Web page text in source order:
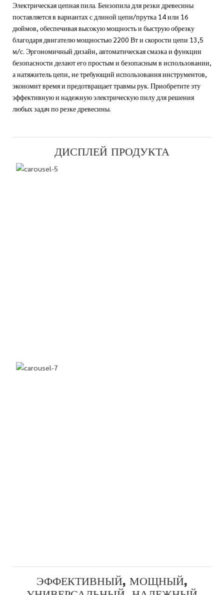
Электрическая цепная пила. Бензопила для резки древесины
поставляется в вариантах с длиной цепи/прутка 14 или 16
дюймов, обеспечивая высокую мощность и быструю обрезку
благодаря двигателю мощностью 2200 Вт и скорости цепи 13,5
м/с. Эргономичный дизайн, автоматическая смазка и функции
безопасности делают его простым и безопасным в использовании,
а натяжитель цепи, не требующий использования инструментов,
экономит время и предотвращает травмы рук. Приобретите эту
эффективную и надежную электрическую пилу для решения
любых задач по резке древесины.
ДИСПЛЕЙ ПРОДУКТА
ЭФФЕКТИВНЫЙ, МОЩНЫЙ,